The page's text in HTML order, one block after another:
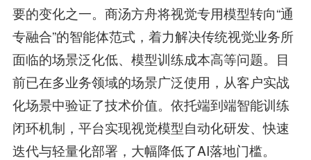
要的变化之一。商汤方舟将视觉专用模型转向“通
专融合”的智能体范式，着力解决传统视觉业务所
面临的场景泛化低、模型训练成本高等问题。目
前已在多业务领域的场景广泛使用，从客户实战
化场景中验证了技术价值。依托端到端智能训练
闭环机制，平台实现视觉模型自动化研发、快速
迭代与轻量化部署，大幅降低了AI落地门槛。